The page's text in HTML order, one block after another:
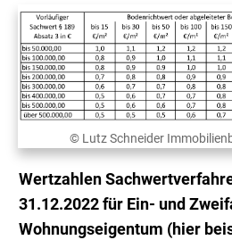
© Lutz Schneider
Wertzahlen
31.12.2022 für Ein- und
Wohnungseigentum (hier